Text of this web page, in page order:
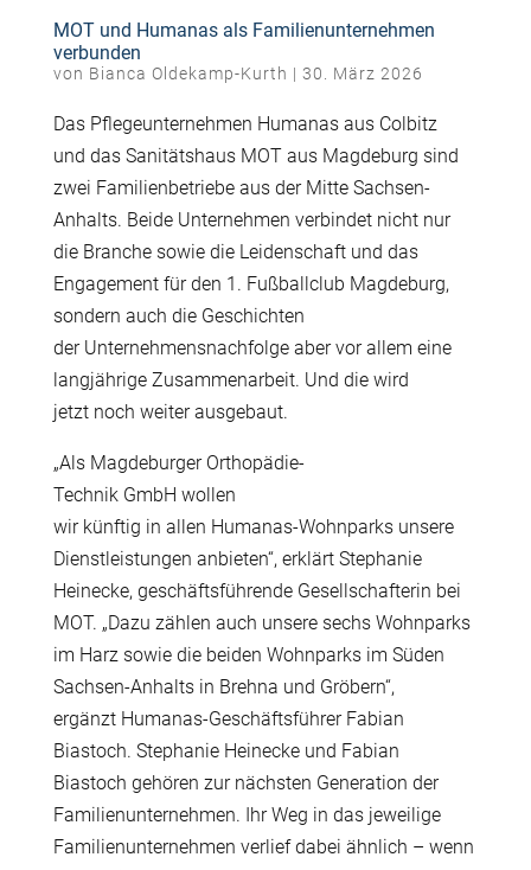
MOT und Humanas als Familienunternehmen
verbunden
von Bianca Oldekamp-Kurth | 30. März 2026
Das Pflegeunternehmen Humanas aus Colbitz
und das Sanitätshaus MOT aus Magdeburg sind
zwei Familienbetriebe aus der Mitte Sachsen-
Anhalts. Beide Unternehmen verbindet nicht nur
die Branche sowie die Leidenschaft und das
Engagement für den 1. Fußballclub Magdeburg,
sondern auch die Geschichten
der Unternehmensnachfolge aber vor allem eine
langjährige Zusammenarbeit. Und die wird
jetzt noch weiter ausgebaut.
„Als Magdeburger Orthopädie-
Technik GmbH wollen
wir künftig in allen Humanas-Wohnparks unsere
Dienstleistungen anbieten“, erkl ärt Stephanie
Heinecke, geschäftsführende Gesellschafterin bei
MOT. „Dazu zählen auch unsere sechs Wohnparks
im Harz sowie die beiden Wohnparks im Süden
Sachsen-Anhalts in Brehna und Gröbern“,
ergänzt Humanas-Geschäftsführer Fabian
Biastoch. Stephanie Heinecke und Fabian
Biastoch gehören zur nächsten Generation der
Familienunternehmen. Ihr Weg in das jeweilige
Familienunternehmen verlief dabei ähnlich – wenn